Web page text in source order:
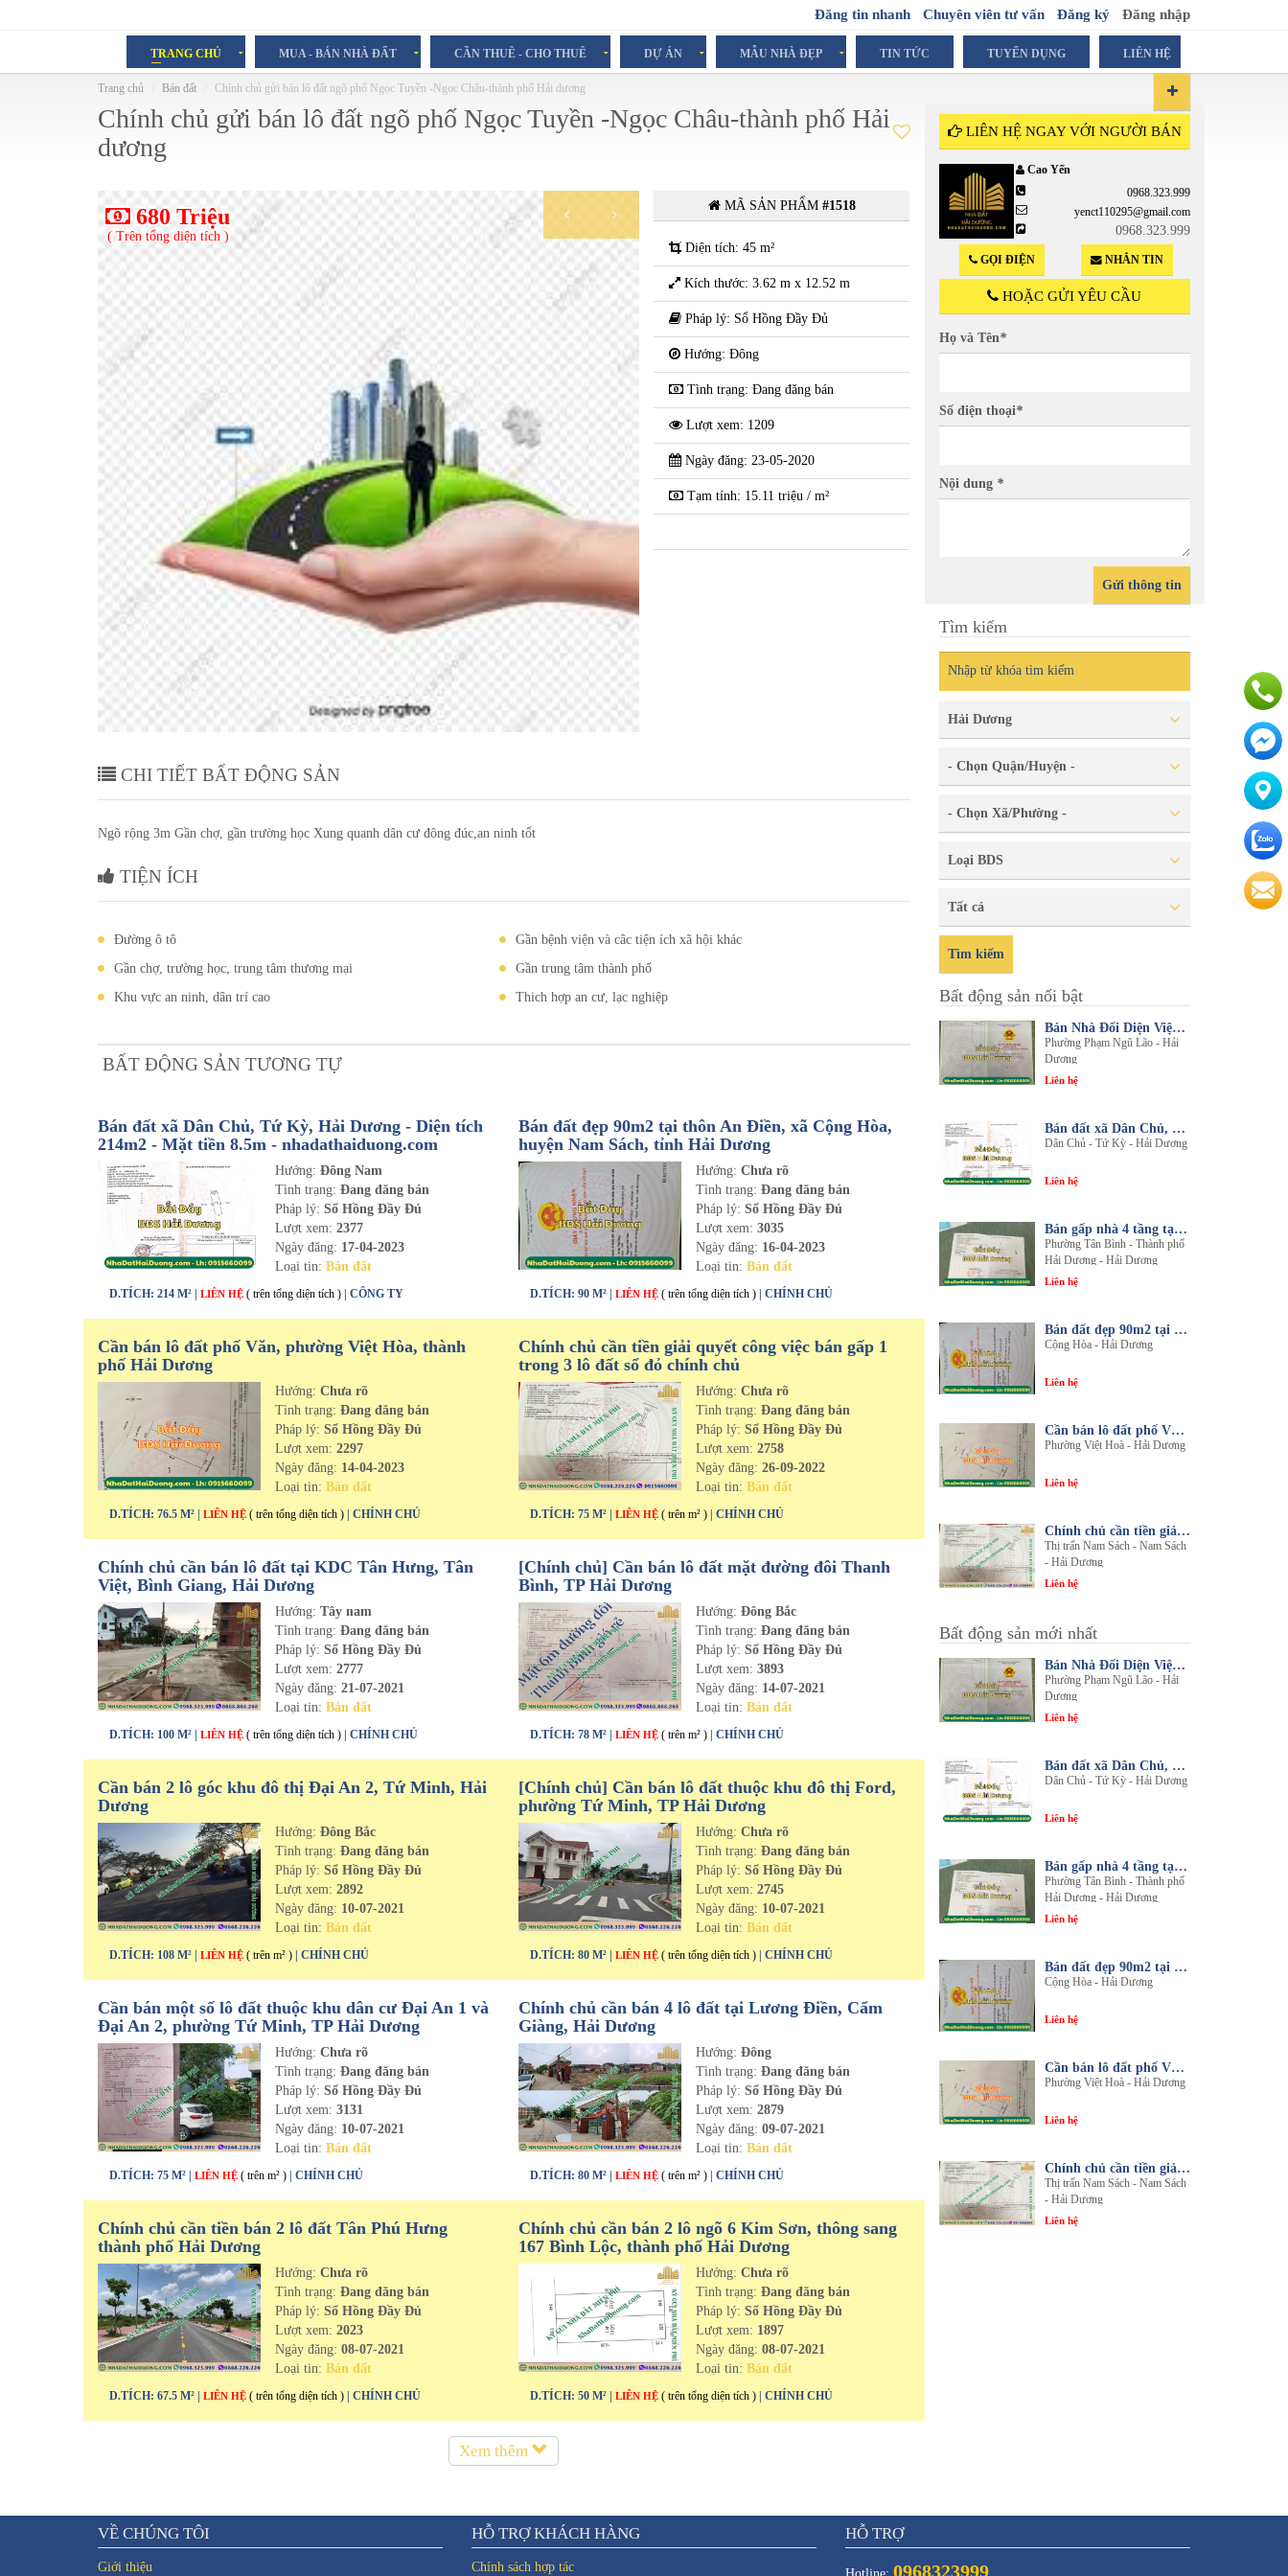
Đăng tin nhanh Chuyên viên tư vấn Đăng ký Đăng nhập
TRANG CHỦ MUA - BÁN NHÀ ĐẤT CẦN THUÊ - CHO THUÊ DỰ ÁN MẪU NHÀ ĐẸP TIN TỨC TUYỂN DỤNG LIÊN HỆ
Trang chủ Bán đất Chính chủ gửi bán lô đất ngõ phố Ngọc Tuyền -Ngọc Châu-thành phố Hải dương
Chính chủ gửi bán lô đất ngõ phố Ngọc Tuyền -Ngọc Châu-thành phố Hải
dương
Chính chủ gửi bán lô đất ngõ phố Ngọc Tuyền -Ngọc
Châu-thành phố Hải dương
680 Triệu
( Trên tổng diện tích )
Chính chủ gửi bán lô đất ngõ phố Ngọc Tuyền -Ngọc
Châu-thành phố Hải dương
680 Triệu
Châu-
( Trên tổng diện
MÃ SẢN PHẨM #1518
Diện tích: 45 m²
Kích thước: 3.62 m x 12.52 m
Pháp lý: Sổ Hồng Đầy Đủ
Hướng: Đông
Tình trạng: Đang đăng bán
Lượt xem: 1209
Ngày đăng: 23-05-2020
Tạm tính: 15.11 triệu / m²
CHI TIẾT BẤT ĐỘNG SẢN
Ngõ rộng 3m Gần chợ, gần trường học Xung quanh dân cư đông đúc,an ninh tổt
TIỆN ÍCH
Đường ô tô
Gần bệnh viện và câc tiện ích xã hội khác
Gần chợ, trường học, trung tâm thương mại
Gần trung tâm thành phố
Khu vực an ninh, dân trí cao
Thich hợp an cư, lạc nghiệp
BẤT ĐỘNG SẢN TƯƠNG TỰ
Bán đất xã Dân Chủ, Tứ Kỳ, Hải Dương - Diện tích
214m2 - Mặt tiền 8.5m - nhadathaiduong.com
Hướng:Đông Nam
Tình trạng:Đang đăng bán
Pháp lý: Sổ Hồng Đầy Đủ
Lượt xem:2377
Ngày đăng: 17-04-2023
Loại tin:Bán đất
D.TÍCH: 214 M² | LIÊN HỆ ( trên tổng diện tích ) | CÔNG TY
Bán đất đẹp 90m2 tại thôn An Điền, xã Cộng Hòa,
huyện Nam Sách, tỉnh Hải Dương
Hướng:Chưa rõ
Tình trạng:Đang đăng bán
Pháp lý: Sổ Hồng Đầy Đủ
Lượt xem:3035
Ngày đăng: 16-04-2023
Loại tin:Bán đất
D.TÍCH: 90 M² | LIÊN HỆ ( trên tổng diện tích ) | CHÍNH CHỦ
Cần bán lô đất phố Văn, phường Việt Hòa, thành
phố Hải Dương
Hướng:Chưa rõ
Tình trạng:Đang đăng bán
Pháp lý: Sổ Hồng Đầy Đủ
Lượt xem:2297
Ngày đăng: 14-04-2023
Loại tin:Bán đất
D.TÍCH: 76.5 M² | LIÊN HỆ ( trên tổng diện tích ) | CHÍNH CHỦ
Chính chủ cần tiền giải quyết công việc bán gấp 1
trong 3 lô đất sổ đỏ chính chủ
Hướng:Chưa rõ
Tình trạng:Đang đăng bán
Pháp lý: Sổ Hồng Đầy Đủ
Lượt xem:2758
Ngày đăng:26-09-2022
Loại tin:Bán đất
D.TÍCH: 75 M² | LIÊN HỆ ( trên m² ) | CHÍNH CHỦ
Chính chủ cần bán lô đất tại KDC Tân Hưng, Tân
Việt, Bình Giang, Hải Dương
Hướng:Tây nam
Tình trạng:Đang đăng bán
Pháp lý: Sổ Hồng Đầy Đủ
Lượt xem:2777
Ngày đăng:21-07-2021
Loại tin:Bán đất
D.TÍCH: 100 M² | LIÊN HỆ ( trên tổng diện tích ) | CHÍNH CHỦ
[Chính chủ] Cần bán lô đất mặt đường đôi Thanh
Bình, TP Hải Dương
Hướng:Đông Bắc
Tình trạng:Đang đăng bán
Pháp lý: Sổ Hồng Đầy Đủ
Lượt xem:3893
Ngày đăng: 14-07-2021
Loại tin:Bán đất
D.TÍCH: 78 M² | LIÊN HỆ ( trên m² ) | CHÍNH CHỦ
Cần bán 2 lô góc khu đô thị Đại An 2, Tứ Minh, Hải
Dương
Hướng:Đông Bắc
Tình trạng:Đang đăng bán
Pháp lý: Sổ Hồng Đầy Đủ
Lượt xem:2892
Ngày đăng: 10-07-2021
Loại tin:Bán đất
D.TÍCH: 108 M² | LIÊN HỆ ( trên m² ) | CHÍNH CHỦ
[Chính chủ] Cần bán lô đất thuộc khu đô thị Ford,
phường Tứ Minh, TP Hải Dương
Hướng:Chưa rõ
Tình trạng:Đang đăng bán
Pháp lý: Sổ Hồng Đầy Đủ
Lượt xem:2745
Ngày đăng: 10-07-2021
Loại tin:Bán đất
D.TÍCH: 80 M² | LIÊN HỆ ( trên tổng diện tích ) | CHÍNH CHỦ
Cần bán một số lô đất thuộc khu dân cư Đại An 1 và
Đại An 2, phường Tứ Minh, TP Hải Dương
Hướng:Chưa rõ
Tình trạng:Đang đăng bán
Pháp lý: Sổ Hồng Đầy Đủ
Lượt xem:3131
Ngày đăng: 10-07-2021
Loại tin:Bán đất
D.TÍCH: 75 M² | LIÊN HỆ ( trên m² ) | CHÍNH CHỦ
Chính chủ cần bán 4 lô đất tại Lương Điền, Cẩm
Giàng, Hải Dương
Hướng:Đông
Tình trạng:Đang đăng bán
Pháp lý: Sổ Hồng Đầy Đủ
Lượt xem:2879
Ngày đăng:09-07-2021
Loại tin:Bán đất
D.TÍCH: 80 M² | LIÊN HỆ ( trên m² ) | CHÍNH CHỦ
Chính chủ cần tiền bán 2 lô đất Tân Phú Hưng
thành phố Hải Dương
Hướng:Chưa rõ
Tình trạng:Đang đăng bán
Pháp lý: Sổ Hồng Đầy Đủ
Lượt xem:2023
Ngày đăng:08-07-2021
Loại tin:Bán đất
D.TÍCH: 67.5 M² | LIÊN HỆ ( trên tổng diện tích ) | CHÍNH CHỦ
Chính chủ cần bán 2 lô ngõ 6 Kim Sơn, thông sang
167 Bình Lộc, thành phố Hải Dương
Hướng:Chưa rõ
Tình trạng:Đang đăng bán
Pháp lý: Sổ Hồng Đầy Đủ
Lượt xem: 1897
Ngày đăng:08-07-2021
Loại tin:Bán đất
D.TÍCH: 50 M² | LIÊN HỆ ( trên tổng diện tích ) | CHÍNH CHỦ
Xem thêm
LIÊN HỆ NGAY VỚI NGƯỜI BÁN
Cao Yến
0968.323.999
yenct110295@gmail.com
0968.323.999
GỌI ĐIỆN NHẮN TIN
HOẶC GỬI YÊU CẦU
Họ và Tên*
Số điện thoại*
Nội dung *
Gửi thông tin
Tìm kiếm
Hải Dương
- Chọn Quận/Huyện -
- Chọn Xã/Phường -
Loại BDS
Tất cả
Tìm kiếm
Bất động sản nổi bật
Bán Nhà Đối Diện Viện Đa Khoa Hải Dương - Nội Thất Sang Trọng, Tiện Nghi
Phường Phạm Ngũ Lão - Hải
Dương
Liên hệ
Bán đất xã Dân Chủ, Tứ Kỳ, Hải Dương - Diện tích 214m2 - Mặt tiền 8.5m - nhadathaiduong.com
Dân Chủ - Tứ Kỳ - Hải Dương
Liên hệ
Bán gấp nhà 4 tầng tại khu đô thị An Phú 2 - Nội thất gỗ lim sang trọng
Phường Tân Bình - Thành phố
Hải Dương - Hải Dương
Liên hệ
Bán đất đẹp 90m2 tại thôn An Điền, xã Cộng Hòa, huyện Nam Sách, tỉnh Hải Dương
Cộng Hòa - Hải Dương
Liên hệ
Cần bán lô đất phố Văn, phường Việt Hòa, thành phố Hải Dương
Phường Việt Hoà - Hải Dương
Liên hệ
Chính chủ cần tiền giải quyết công việc bán gấp 1 trong 3 lô đất sổ đỏ chính chủ
Thị trấn Nam Sách - Nam Sách
- Hải Dương
Liên hệ
Bất động sản mới nhất
Bán Nhà Đối Diện Viện Đa Khoa Hải Dương - Nội Thất Sang Trọng, Tiện Nghi
Phường Phạm Ngũ Lão - Hải
Dương
Liên hệ
Bán đất xã Dân Chủ, Tứ Kỳ, Hải Dương - Diện tích 214m2 - Mặt tiền 8.5m - nhadathaiduong.com
Dân Chủ - Tứ Kỳ - Hải Dương
Liên hệ
Bán gấp nhà 4 tầng tại khu đô thị An Phú 2 - Nội thất gỗ lim sang trọng
Phường Tân Bình - Thành phố
Hải Dương - Hải Dương
Liên hệ
Bán đất đẹp 90m2 tại thôn An Điền, xã Cộng Hòa, huyện Nam Sách, tỉnh Hải Dương
Cộng Hòa - Hải Dương
Liên hệ
Cần bán lô đất phố Văn, phường Việt Hòa, thành phố Hải Dương
Phường Việt Hoà - Hải Dương
Liên hệ
Chính chủ cần tiền giải quyết công việc bán gấp 1 trong 3 lô đất sổ đỏ chính chủ
Thị trấn Nam Sách - Nam Sách
- Hải Dương
Liên hệ
VỀ CHÚNG TÔI
Giới thiệu
HỖ TRỢ KHÁCH HÀNG
Chính sách hợp tác
HỖ TRỢ
0968323999